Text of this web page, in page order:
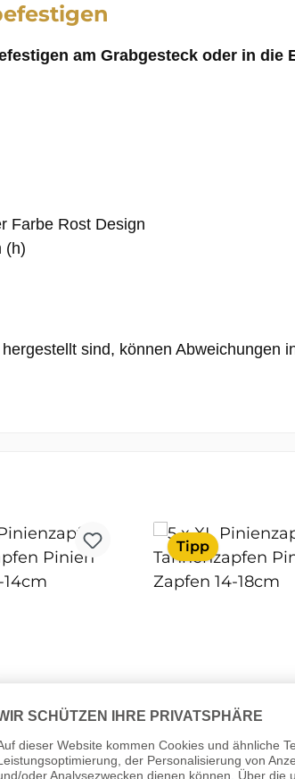
am Grabgesteck oder in die
Farbe Rost Design
(h)
sind, können
Tipp
15 x XL